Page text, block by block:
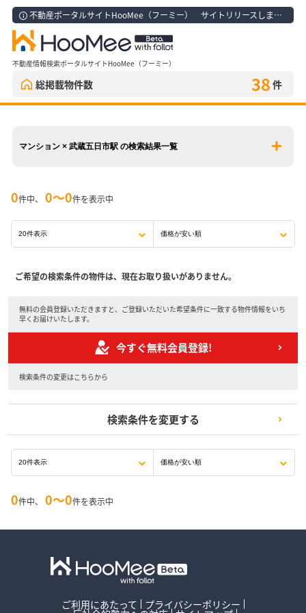
不動産ポータルサイトHooMee（フーミー） サイトリリースしました！
不動産情報検索ポータルサイトHooMee（フーミー）
総掲載物件数 38 件
マンション × 武蔵五日市駅 の検索結果一覧
0件中、 0〜0件を表示中
ご希望の検索条件の物件は、現在お取り扱いがありません。
無料の会員登録いただきますと、ご登録いただいた希望条件に一致する物件情報をいち
早くお届けいたします。
今すぐ無料会員登録!
検索条件の変更はこちらから
検索条件を変更する
0件中、 0〜0件を表示中
ご利用にあたって プライバシーポリシー